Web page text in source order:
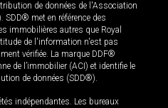
de données de l'Association
SDD® met en référence des
immobilières autres que Royal
de l'information n'est pas
vérifiée. La marque DDF®
de l’immobilier (ACI) et identifie le
de données (SDD®).
indépendantes. Les bureaux